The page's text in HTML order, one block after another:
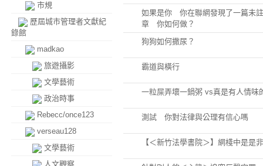
市規
歷屆城市管理者文獻紀
錄館
madkao
旅遊攝影
文學藝術
政治時事
Rebecc/once123
verseau128
文學藝術
人文觀察
如果是你 你在聯網發現了一篇未
章 你如何做？
狗狗如何撒尿？
霸道與橫行
一粒屎弄壞一鍋粥 vs真是有人情味
測試 你對法律與公理有信心嗎
【＜新竹法學書院＞】網棧中是是